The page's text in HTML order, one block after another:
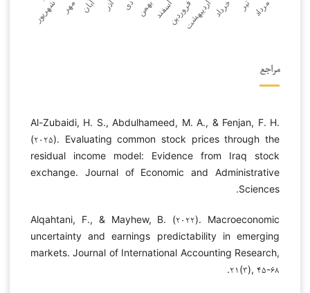
مراجع
Al-Zubaidi, H. S., Abdulhameed, M. A., & Fenjan, F. H.
(۲۰۲۵). Evaluating common stock prices through the
residual income model: Evidence from Iraq stock
exchange. Journal of Economic and Administrative
Sciences.
Alqahtani, F., & Mayhew, B. (۲۰۲۲). Macroeconomic
uncertainty and earnings predictability in emerging
markets. Journal of International Accounting Research,
۲۱(۳), ۴۵-۶۸.